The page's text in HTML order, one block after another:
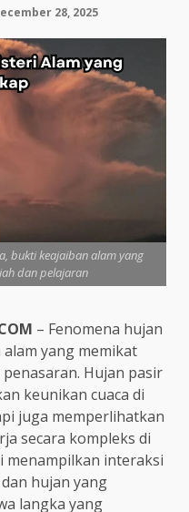
28, 2025
bukti keajaiban alam yang
dan pelajaran
– Fenomena hujan
yang memikat
Hujan pasir
keunikan cuaca di
juga memperlihatkan
secara kompleks di
menampilkan interaksi
hujan yang
langka yang